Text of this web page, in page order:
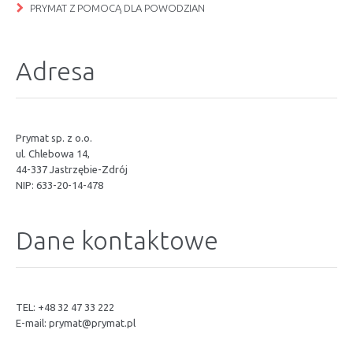
PRYMAT Z POMOCĄ DLA POWODZIAN
Adresa
Prymat sp. z o.o.
ul. Chlebowa 14,
44-337 Jastrzębie-Zdrój
NIP: 633-20-14-478
Dane kontaktowe
TEL: +48 32 47 33 222
E-mail: prymat@prymat.pl